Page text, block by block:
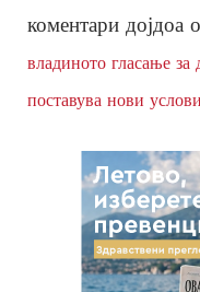
коментари дојдоа
владиното гласање
поставува нови